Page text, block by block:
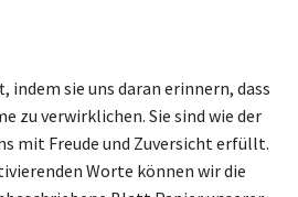
sie uns daran erinnern, dass
zu verwirklichen. Sie sind wie der
mit Freude und Zuversicht erfüllt.
Worte können wir die